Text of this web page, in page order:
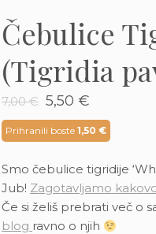
Čebulice
(Tigridia
7,00€ Izvirna
cena
je
bila:
7,00 €.
5,50 €
cena
je:
5,50 €.
Prihranili boste 1,50 €
Smo čebulice tigridije
Jub! Zagotavljamo
Če si želiš prebrati več o
blog ravno o njih